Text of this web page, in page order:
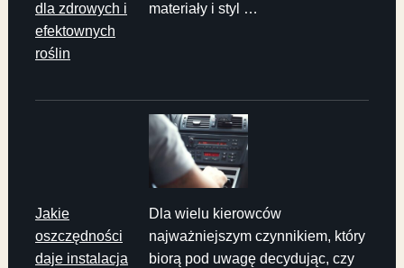
dla zdrowych i
efektownych
roślin
materiały i styl …
Jakie
oszczędności
daje instalacja
Dla wielu kierowców
najważniejszym czynnikiem, który
biorą pod uwagę decydując, czy